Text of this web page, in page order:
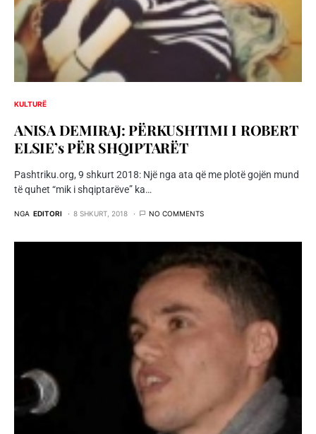
KULTURË
ANISA DEMIRAJ: PËRKUSHTIMI I ROBERT
ELSIE’s PËR SHQIPTARËT
Pashtriku.org, 9 shkurt 2018: Një nga ata që me plotë gojën mund
të quhet “mik i shqiptarëve” ka…
NGA EDITORI 8 SHKURT, 2018 NO COMMENTS